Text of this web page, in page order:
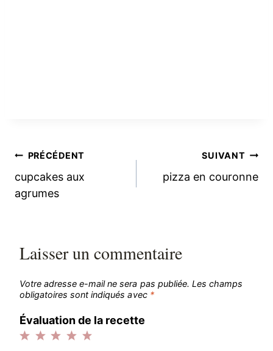
Navigation
de
PRÉCÉDENT
cupcakes aux
agrumes
SUIVANT
pizza en couronne
Laisser un commentaire
Votre adresse e-mail ne sera pas publiée. Les champs
obligatoires sont indiqués avec *
Évaluation de la recette